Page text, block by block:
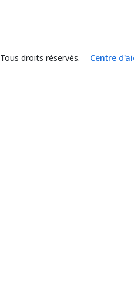
Tous droits réservés. Centre